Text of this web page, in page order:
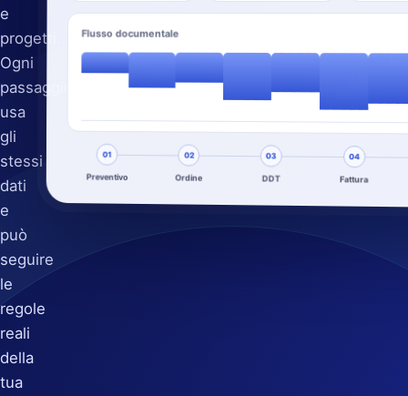
e
progetti.
Ogni
passaggio
usa
gli
stessi
dati
e
può
seguire
le
regole
reali
della
tua
Flusso documentale
01
Preventivo
02
Ordine
03
DDT
04
Fattura